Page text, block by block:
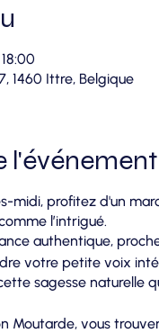
1460 Ittre, Belgique
l'événement
midi, profitez d'un
l’intrigué.
authentique,
votre petite voix
sagesse naturelle
Moutarde, vous